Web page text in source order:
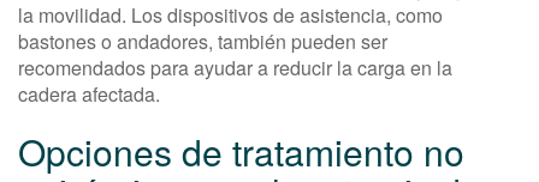
la movilidad. Los dispositivos de asistencia, como
bastones o andadores, también pueden ser
recomendados para ayudar a reducir la carga en la
cadera afectada.
Opciones de tratamiento no